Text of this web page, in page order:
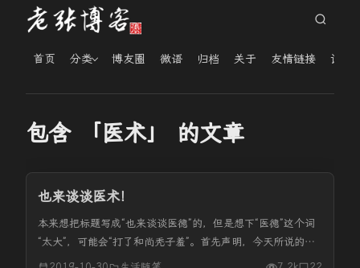
首页 分类 博友圈 微语 归档 关于 友情链接 读者
包含 「医术」 的文章
也来谈谈医术！
本来想把标题写成“也来谈谈医德”的，但是想下“医德”这个词
“太大”，可能会“打了和尚秃子羞”。首先声明，今天所说的东
西，不是针对医生这个职业，只是谈这个职业中的某一些人罢